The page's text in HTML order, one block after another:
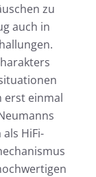
zu
auch in
erst einmal
HiFi-
auch die
nach